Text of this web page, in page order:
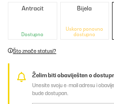
Antracit
Dostupno
Bijela
Uskoro ponovno
dostupno
Što znače statusi?
Želim biti obaviješten o
Unesite svoju e-mail adresu i
bude dostupan.